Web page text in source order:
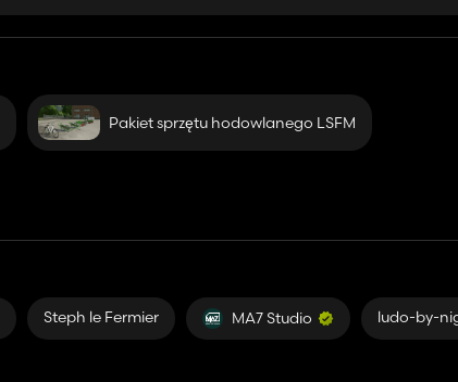
Pakiet sprzętu hodowlanego LSFM
Steph le Fermier MA7 Studio ludo-by-